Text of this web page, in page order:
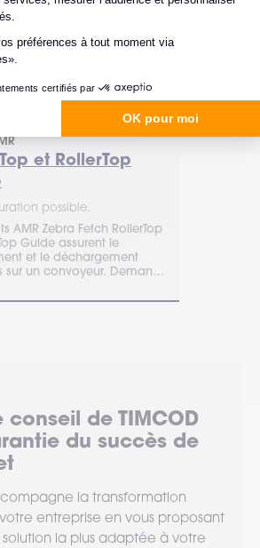
et RollerTop
possible.
AMR Zebra Fetch RollerTop
Guide assurent le
et le déchargement
sur un convoyeur. Demande
Zebra
Robot AMR
conseil de TIMCOD
du succès de
la transformation
entreprise en vous proposant
la plus adaptée à votre